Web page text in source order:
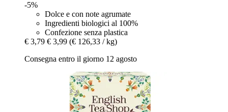
-5%
Dolce e con note agrumate
Ingredienti biologici al 100%
Confezione senza plastica
€ 3,79 € 3,99 (€ 126,33 / kg)
Consegna entro il giorno 12 agosto